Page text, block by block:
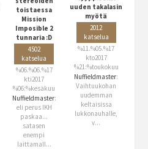
toistaessa
Mission
Imposible 2
tunnaria :D
4502
katselua
%06.%06.%17
kti2017
%06:%kesäkuu
Nuffieldmaster:
eli perus IKH
paskaa...
satasen
enempi
laittamall...
uuden takalasin
myötä
2012
katselua
%11.%05.%17
kto2017
%21:%toukokuu
Nuffieldmaster:
Vaihtuukohan
uudemman
keltaisissa
lukkonauhalle,
v...